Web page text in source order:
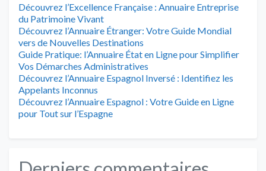
Découvrez l’Excellence Française : Annuaire Entreprise
du Patrimoine Vivant
Découvrez l’Annuaire Étranger: Votre Guide Mondial
vers de Nouvelles Destinations
Guide Pratique: l’Annuaire État en Ligne pour Simplifier
Vos Démarches Administratives
Découvrez l’Annuaire Espagnol Inversé : Identifiez les
Appelants Inconnus
Découvrez l’Annuaire Espagnol : Votre Guide en Ligne
pour Tout sur l’Espagne